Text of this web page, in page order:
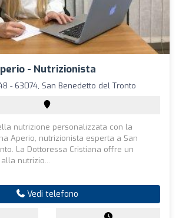
- Nutrizionista
- 63074, San Benedetto del Tronto
nutrizione personalizzata con la
Aperio, nutrizionista esperta a San
La Dottoressa Cristiana offre un
nutrizio...
Vedi telefono